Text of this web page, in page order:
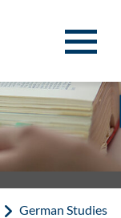
German Studies